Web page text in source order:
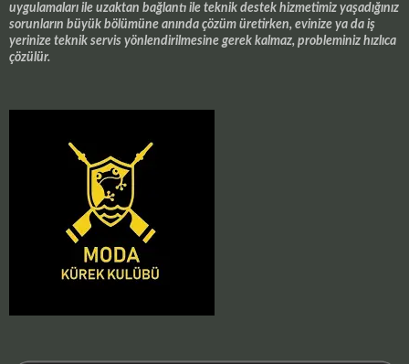
uygulamaları ile uzaktan bağlantı ile teknik destek hizmetimiz yaşadığınız
sorunların büyük bölümüne anında çözüm üretirken, evinize ya da iş
yerinize teknik servis yönlendirilmesine gerek kalmaz, probleminiz hızlıca
çözülür.